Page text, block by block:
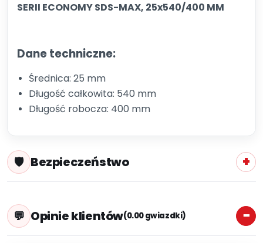
SERII ECONOMY SDS-MAX, 25x540/400 MM
Dane techniczne:
Średnica: 25 mm
Długość całkowita: 540 mm
Długość robocza: 400 mm
Bezpieczeństwo
Opinie klientów(0.00 gwiazdki)